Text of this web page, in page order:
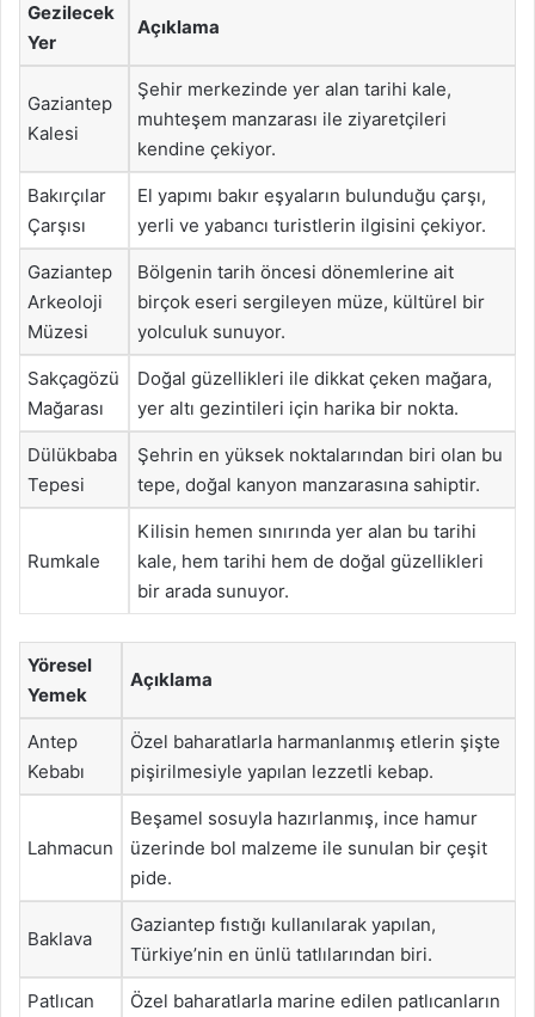
Gezilecek
Yer
Açıklama
Gaziantep
Kalesi
Şehir merkezinde yer alan tarihi kale,
muhteşem manzarası ile ziyaretçileri
kendine çekiyor.
Bakırçılar
Çarşısı
El yapımı bakır eşyaların bulunduğu çarşı,
yerli ve yabancı turistlerin ilgisini çekiyor.
Gaziantep
Arkeoloji
Müzesi
Bölgenin tarih öncesi dönemlerine ait
birçok eseri sergileyen müze, kültürel bir
yolculuk sunuyor.
Sakçagözü
Mağarası
Doğal güzellikleri ile dikkat çeken mağara,
yer altı gezintileri için harika bir nokta.
Dülükbaba
Tepesi
Şehrin en yüksek noktalarından biri olan bu
tepe, doğal kanyon manzarasına sahiptir.
Rumkale
Kilisin hemen sınırında yer alan bu tarihi
kale, hem tarihi hem de doğal güzellikleri
bir arada sunuyor.
Yöresel
Yemek
Açıklama
Antep
Kebabı
Özel baharatlarla harmanlanmış etlerin şişte
pişirilmesiyle yapılan lezzetli kebap.
Lahmacun
Beşamel sosuyla hazırlanmış, ince hamur
üzerinde bol malzeme ile sunulan bir çeşit
pide.
Baklava
Gaziantep fıstığı kullanılarak yapılan,
Türkiye’nin en ünlü tatlılarından biri.
Patlıcan
Özel baharatlarla marine edilen patlıcanların